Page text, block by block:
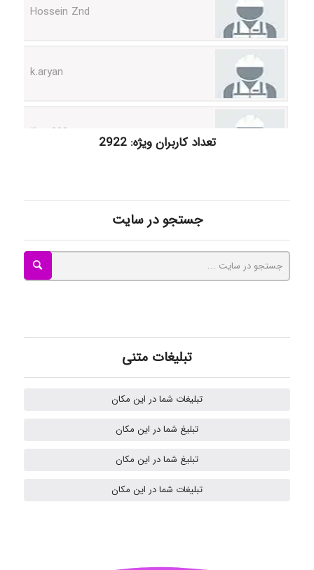
Tavan
akhtar shahsavandi
تعداد کاربران ویژه: 2922
جستجو در سایت
تبلیغات متنی
تبلیغات شما در این مکان
تبلیغ شما در این مکان
تبلیغ شما در این مکان
تبلیغات شما در این مکان